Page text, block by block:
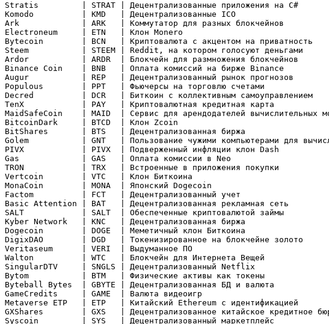
Stratis         | STRAT | Децентрализованные приложения на C#
Komodo          | KMD   | Децентрализованные
Ark             | ARK   | Коммутатор для разных
Electroneum     | ETN   | Клон Monero
Bytecoin        | BCN   | Криптовалюта с акцентом на
Steem           | STEEM | Reddit, на котором голосуют
Ardor           | ARDR  | Блокчейн для размножения блокчейнов
Binance Coin    | BNB   | Оплата комиссий на бирже
Augur           | REP   | Децентрализованный рынок
Populous        | PPT   | Фьючерсы на торговлю
Decred          | DCR   | Биткоин с коллективным
TenX            | PAY   | Криптовалютная кредитная карта
MaidSafeCoin    | MAID  | Cервис для арендодателей вычислительных
BitcoinDark     | BTCD  | Клон Zcoin
BitShares       | BTS   | Децентрализованная биржа
Golem           | GNT   | Пользование чужими компьютерами для
PIVX            | PIVX  | Подверженный инфляции клон Dash
Gas             | GAS   | Оплата комиссии в Neo
TRON            | TRX   | Встроенные в приложения покупки
Vertcoin        | VTC   | Клон Биткоина
MonaCoin        | MONA  | Японский Dogecoin
Factom          | FCT   | Децентрализованный учет
Basic Attention | BAT   | Децентрализованная рекламная сеть
SALT            | SALT  | Обеспеченные криптовалютой займы
Kyber Network   | KNC   | Децентрализованная биржа
Dogecoin        | DOGE  | Меметичный клон Биткоина
DigixDAO        | DGD   | Токенизированное на блокчейне золото
Veritaseum      | VERI  | Выдуманное ПО
Walton          | WTC   | Блокчейн для Интернета Вещей
SingularDTV     | SNGLS | Децентрализованный Netflix
Bytom           | BTM   | Физические активы как токены
Byteball Bytes  | GBYTE | Децентрализованная БД и валюта
GameCredits     | GAME  | Валюта видеоигр
Metaverse ETP   | ETP   | Китайский Ethereum с идентификацией
GXShares        | GXS   | Децентрализованное китайское кредитное
Syscoin         | SYS   | Децентрализованный маркетплейс